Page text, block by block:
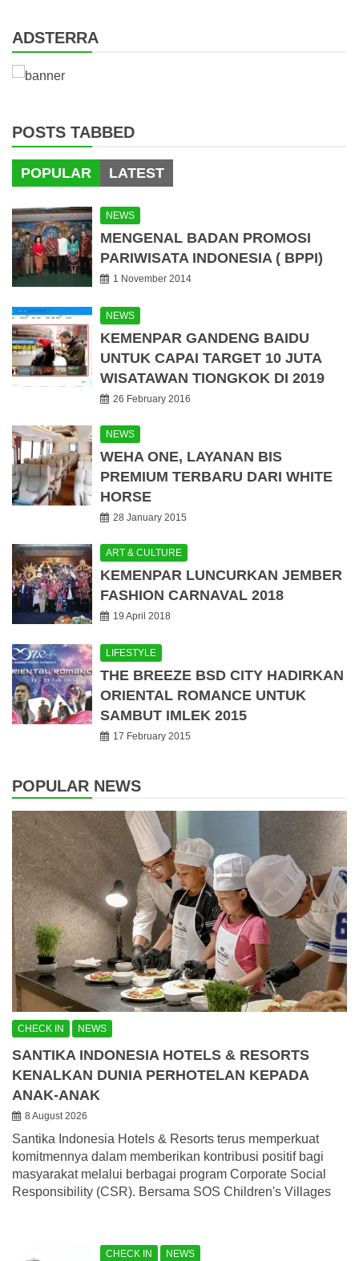
ADSTERRA
POSTS TABBED
POPULAR LATEST
NEWS
MENGENAL BADAN PROMOSI
PARIWISATA INDONESIA ( BPPI)
1 November 2014
NEWS
KEMENPAR GANDENG BAIDU
UNTUK CAPAI TARGET 10 JUTA
WISATAWAN TIONGKOK DI 2019
26 February 2016
NEWS
WEHA ONE, LAYANAN BIS
PREMIUM TERBARU DARI WHITE
HORSE
28 January 2015
ART & CULTURE
KEMENPAR LUNCURKAN JEMBER
FASHION CARNAVAL 2018
19 April 2018
LIFESTYLE
THE BREEZE BSD CITY HADIRKAN
ORIENTAL ROMANCE UNTUK
SAMBUT IMLEK 2015
17 February 2015
POPULAR NEWS
CHECK IN NEWS
SANTIKA INDONESIA HOTELS & RESORTS
KENALKAN DUNIA PERHOTELAN KEPADA
ANAK-ANAK
8 August 2026
Santika Indonesia Hotels & Resorts terus memperkuat
komitmennya dalam memberikan kontribusi positif bagi
masyarakat melalui berbagai program Corporate Social
Responsibility (CSR). Bersama SOS Children's Villages
CHECK IN NEWS